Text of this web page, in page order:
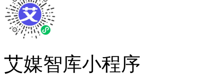
艾媒智库小程序